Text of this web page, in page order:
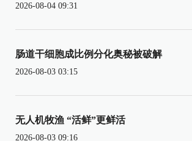
2026-08-04 09:31
肠道干细胞成比例分化奥秘被破解
2026-08-03 03:15
无人机牧渔 “活鲜”更鲜活
2026-08-03 09:16